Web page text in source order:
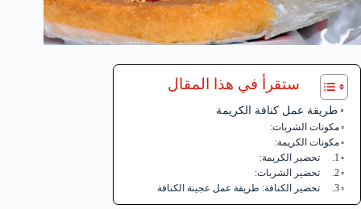
ستقرأ في هذا المقال
طريقة عمل كنافة الكريمة
مكونات الشربات:
مكونات الكريمة:
1. تحضير الكريمة:
2. تحضير الشربات:
3. تحضير الكنافة: طريقة عمل عجينة الكنافة